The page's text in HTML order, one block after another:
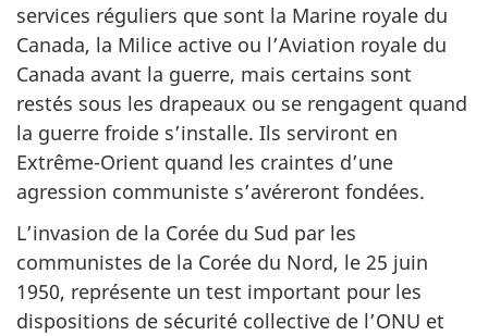
services réguliers que sont la Marine royale du
Canada, la Milice active ou l’Aviation royale du
Canada avant la guerre, mais certains sont
restés sous les drapeaux ou se rengagent quand
la guerre froide s’installe. Ils serviront en
Extrême-Orient quand les craintes d’une
agression communiste s’avéreront fondées.
L’invasion de la Corée du Sud par les
communistes de la Corée du Nord, le 25 juin
1950, représente un test important pour les
dispositions de sécurité collective de l’ONU et